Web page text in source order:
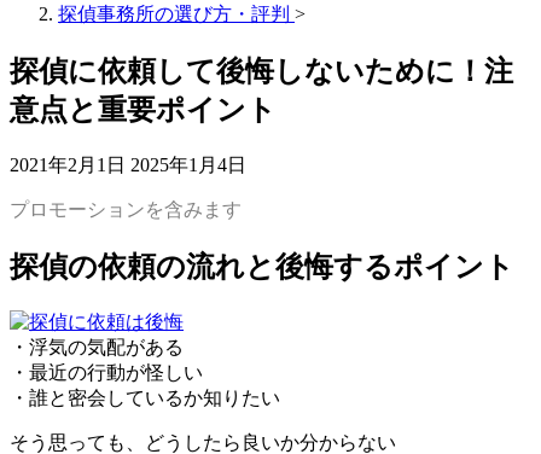
探偵事務所の選び方・評判 >
探偵に依頼して後悔しないために！注
意点と重要ポイント
2021年2月1日 2025年1月4日
プロモーションを含みます
探偵の依頼の流れと後悔するポイント
・ 浮気の気配がある
・ 最近の行動が怪しい
・ 誰と密会しているか知りたい
そう思っても、 どうしたら良いか分からない